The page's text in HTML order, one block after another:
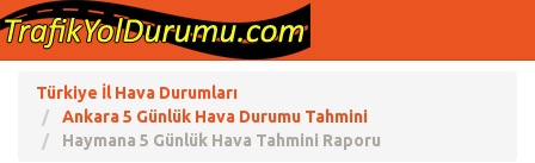
Türkiye İl Hava Durumları
Ankara 5 Günlük Hava Durumu Tahmini
Haymana 5 Günlük Hava Tahmini Raporu